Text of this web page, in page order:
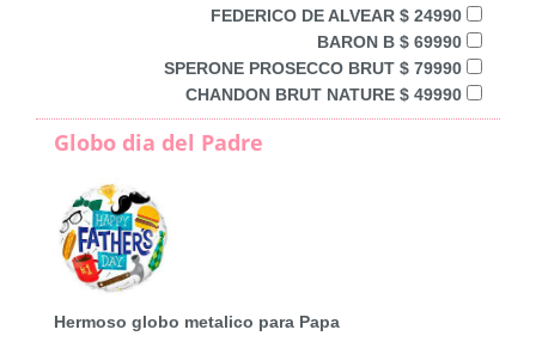
FEDERICO DE ALVEAR $ 24990
BARON B $ 69990
SPERONE PROSECCO BRUT $ 79990
CHANDON BRUT NATURE $ 49990
Globo dia del Padre
Hermoso globo metalico para Papa